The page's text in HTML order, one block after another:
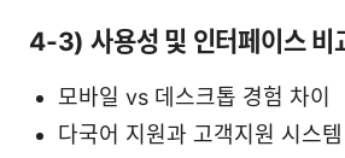
4-3) 사용성 및 인터페이스 비
모바일 vs 데스크톱 경험 차이
다국어 지원과 고객지원 시스템